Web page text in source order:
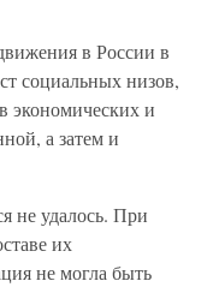
в России в
социальных низов,
экономических и
а затем и
не удалось. При
их
не могла быть